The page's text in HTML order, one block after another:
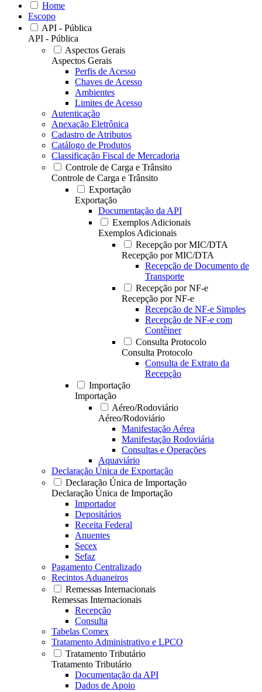
Home
Escopo
API - Pública
API - Pública
Aspectos Gerais
Aspectos Gerais
Perfis de Acesso
Chaves de Acesso
Ambientes
Limites de Acesso
Autenticação
Anexação Eletrônica
Cadastro de Atributos
Catálogo de Produtos
Classificação Fiscal de Mercadoria
Controle de Carga e Trânsito
Controle de Carga e Trânsito
Exportação
Exportação
Documentação da API
Exemplos Adicionais
Exemplos Adicionais
Recepção por MIC/DTA
Recepção por MIC/DTA
Recepção de Documento de
Transporte
Recepção por NF-e
Recepção por NF-e
Recepção de NF-e Simples
Recepção de NF-e com
Contêiner
Consulta Protocolo
Consulta Protocolo
Consulta de Extrato da
Recepção
Importação
Importação
Aéreo/Rodoviário
Aéreo/Rodoviário
Manifestação Aérea
Manifestação Rodoviária
Consultas e Operações
Aquaviário
Declaração Única de Exportação
Declaração Única de Importação
Declaração Única de Importação
Importador
Depositários
Receita Federal
Anuentes
Secex
Sefaz
Pagamento Centralizado
Recintos Aduaneiros
Remessas Internacionais
Remessas Internacionais
Recepção
Consulta
Tabelas Comex
Tratamento Administrativo e LPCO
Tratamento Tributário
Tratamento Tributário
Documentação da API
Dados de Apoio